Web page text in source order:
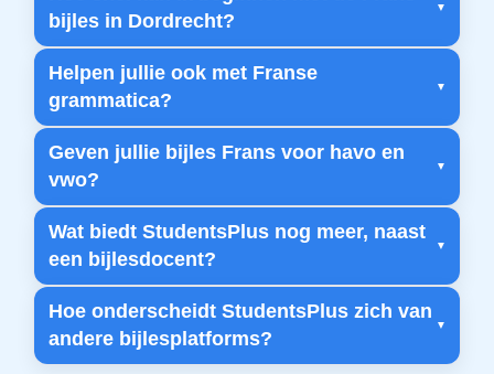
bijles in Dordrecht?
Helpen jullie ook met Franse
grammatica?
Geven jullie bijles Frans voor havo en
vwo?
Wat biedt StudentsPlus nog meer, naast
een bijlesdocent?
Hoe onderscheidt StudentsPlus zich van
andere bijlesplatforms?